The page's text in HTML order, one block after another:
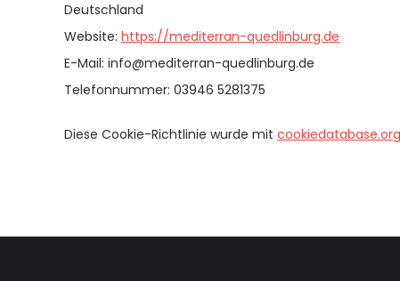
Deutschland
Website: https://mediterran-quedlinburg.de
E-Mail: info@mediterran-quedlinburg.de
Telefonnummer: 03946 5281375
Diese Cookie-Richtlinie wurde mit cookiedatabase.org